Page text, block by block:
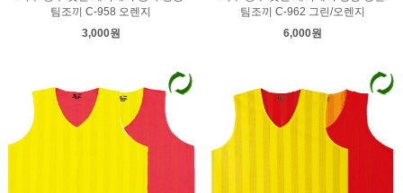
팀조끼 C-958 오렌지
3,000원
팀조끼 C-962 그린/오렌지
6,000원